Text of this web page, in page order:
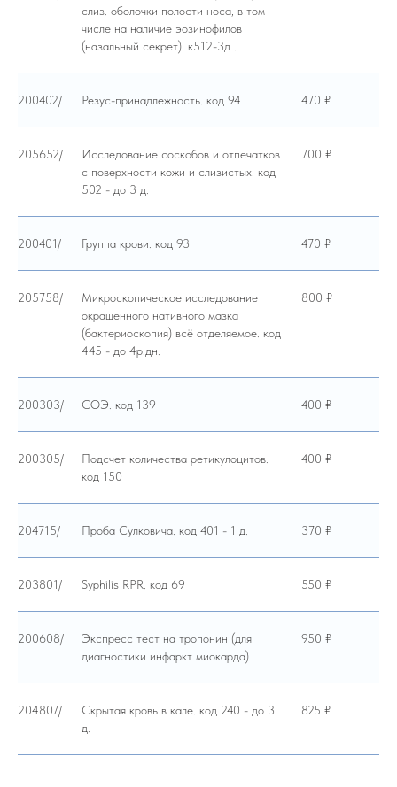
слиз. оболочки полости носа, в том
числе на наличие эозинофилов
(назальный секрет). к512-3д .
200402/ Резус-принадлежность. код 94 470 ₽
205652/
Исследование соскобов и отпечатков
с поверхности кожи и слизистых. код
502 - до 3 д.
700 ₽
200401/ Группа крови. код 93 470 ₽
205758/
Микроскопическое исследование
окрашенного нативного мазка
(бактериоскопия) всё отделяемое. код
445 - до 4р.дн.
800 ₽
200303/ СОЭ. код 139 400 ₽
200305/
Подсчет количества ретикулоцитов.
код 150
400 ₽
204715/ Проба Сулковича. код 401 - 1 д. 370 ₽
203801/ Syphilis RPR. код 69 550 ₽
200608/
Экспресс тест на тропонин (для
диагностики инфаркт миокарда)
950 ₽
204807/
Скрытая кровь в кале. код 240 - до 3
д.
825 ₽